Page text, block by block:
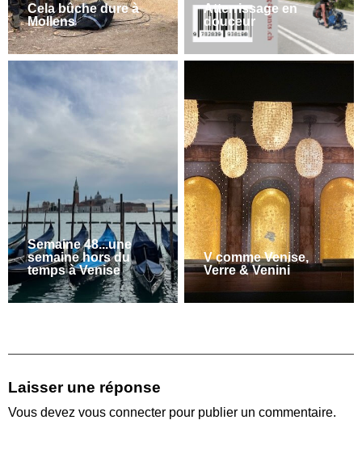
Cela bûche dure à
Mollens
Atterrissage en
douceur
Semaine 48...une
semaine hors du
temps à Venise
V comme Venise,
Verre & Venini
Laisser une réponse
Vous devez vous connecter pour publier un commentaire.